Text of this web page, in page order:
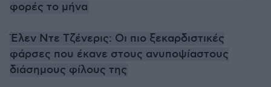
φορές το μήνα
Έλεν Ντε Τζένερις: Οι πιο ξεκαρδιστικές
φάρσες που έκανε στους ανυποψίαστους
διάσημους φίλους της